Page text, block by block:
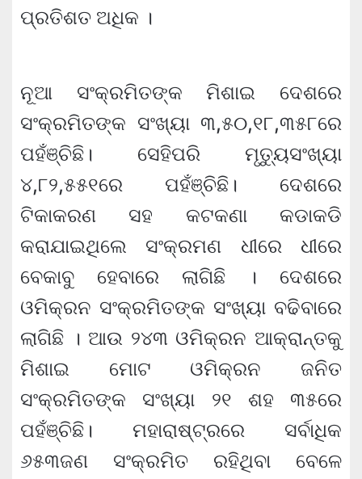
ପ୍ରତିଶତ ଅଧିକ ।
ନୂଆ ସଂକ୍ରମିତଙ୍କ ମିଶାଇ ଦେଶରେ
ସଂକ୍ରମିତଙ୍କ ସଂଖ୍ୟା ୩,୫୦,୧୮,୩୫୮ରେ
ପହଁଞ୍ଚିଛି। ସେହିପରି ମୃତ୍ୟୁସଂଖ୍ୟା
୪,୮୨,୫୫୧ରେ ପହଁଞ୍ଚିଛି। ଦେଶରେ
ଟିକାକରଣ ସହ କଟକଣା କଡାକଡି
କରାଯାଇଥିଲେ ସଂକ୍ରମଣ ଧୀରେ ଧୀରେ
ବେକାବୁ ହେବାରେ ଲାଗିଛି । ଦେଶରେ
ଓମିକ୍ରନ ସଂକ୍ରମିତଙ୍କ ସଂଖ୍ୟା ବଢିବାରେ
ଲାଗିଛି । ଆଉ ୨୪୩ ଓମିକ୍ରନ ଆକ୍ରାନ୍ତକୁ
ମିଶାଇ ମୋଟ ଓମିକ୍ରନ ଜନିତ
ସଂକ୍ରମିତଙ୍କ ସଂଖ୍ୟା ୨୧ ଶହ ୩୫ରେ
ପହଁଞ୍ଚିଛି। ମହାରାଷ୍ଟ୍ରରେ ସର୍ବାଧିକ
୬୫୩ଜଣ ସଂକ୍ରମିତ ରହିଥିବା ବେଳେ